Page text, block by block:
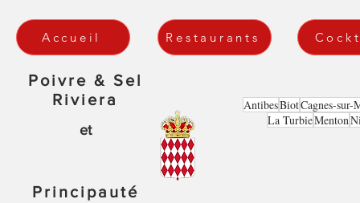
Accueil Restaurants
Poivre & Sel
Riviera
et
Principauté
AntibesBiotCagnes-sur-
La TurbieMenton